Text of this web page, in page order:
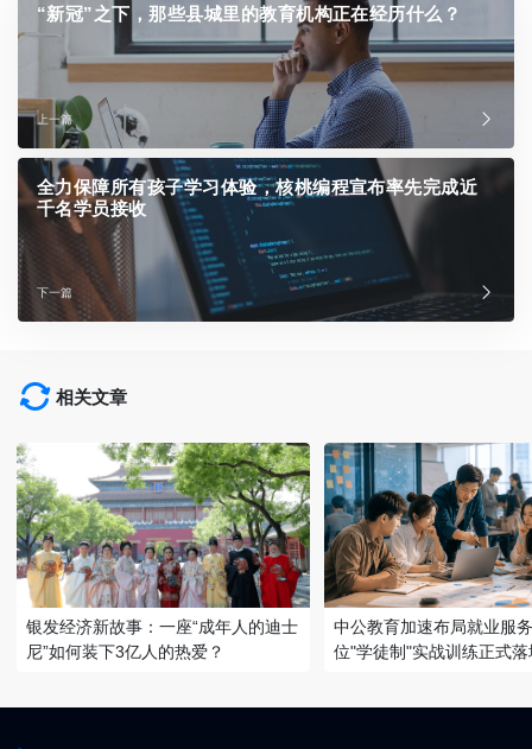
“新冠”之下，那些县城里的教育机构正在经历什么？
上一篇
全力保障所有孩子学习体验，核桃编程宣布率先完成近
千名学员接收
下一篇
相关文章
银发经济新故事：一座“成年人的迪士
尼”如何装下3亿人的热爱？
中公教育加速布局就业服
位"学徒制"实战训练正式落